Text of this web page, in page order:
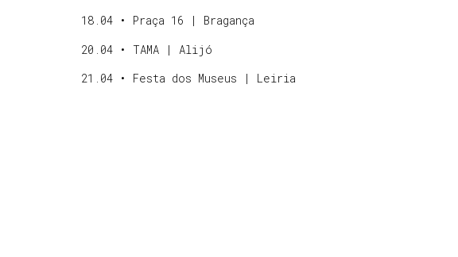
18.04 • Praça 16 | Bragança
20.04 • TAMA | Alijó
21.04 • Festa dos Museus | Leiria